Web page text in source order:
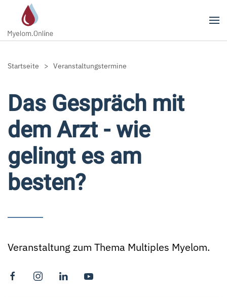
Zum Hauptinhalt springen
Startseite Veranstaltungstermine
Das Gespräch mit
dem Arzt - wie
gelingt es am
besten?
Veranstaltung zum Thema Multiples Myelom.